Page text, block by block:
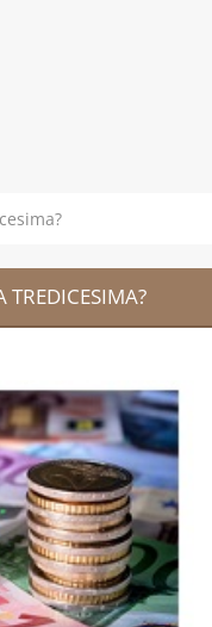
TREDICESIMA?